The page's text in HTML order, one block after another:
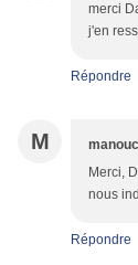
merci
j'en
Répondre
M
Merci,
nous
Répondre